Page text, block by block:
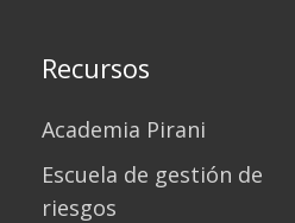
Recursos
Academia Pirani
Escuela de gestión de
riesgos